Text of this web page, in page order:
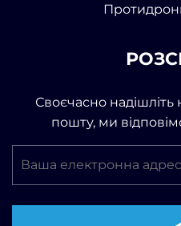
Своєчасно
пошту, ми